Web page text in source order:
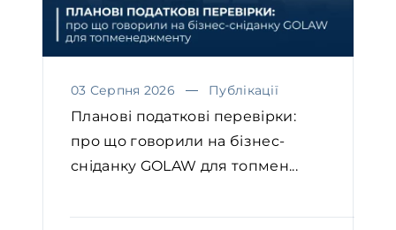
03 Серпня 2026 Публікації
Планові податкові перевірки:
про що говорили на бізнес-
сніданку GOLAW для топмен...